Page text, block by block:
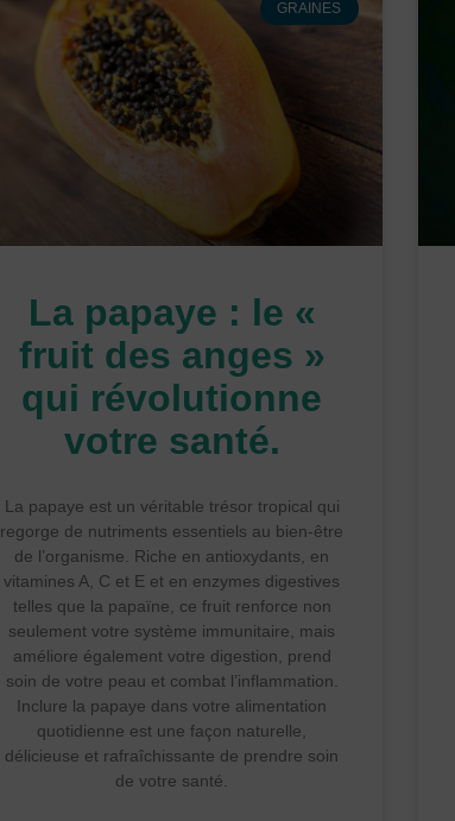
GRAINES
La papaye : le «
fruit des anges »
qui révolutionne
votre santé.
La papaye est un véritable trésor tropical qui
regorge de nutriments essentiels au bien-être
de l’organisme. Riche en antioxydants, en
vitamines A, C et E et en enzymes digestives
telles que la papaïne, ce fruit renforce non
seulement votre système immunitaire, mais
améliore également votre digestion, prend
soin de votre peau et combat l’inflammation.
Inclure la papaye dans votre alimentation
quotidienne est une façon naturelle,
délicieuse et rafraîchissante de prendre soin
de votre santé.